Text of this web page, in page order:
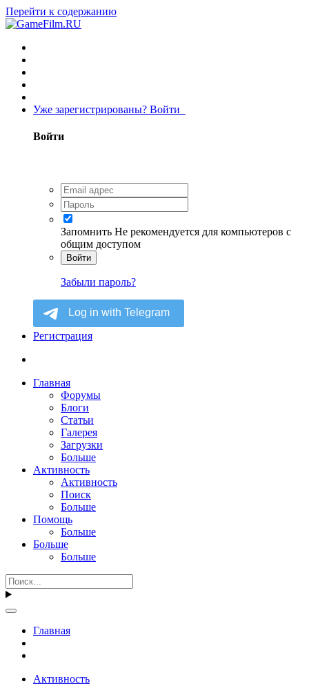
Перейти к содержанию
Уже зарегистрированы? Войти
Войти
Запомнить Не рекомендуется для компьютеров с
общим доступом
Войти
Забыли пароль?
Регистрация
Главная
Форумы
Блоги
Статьи
Галерея
Загрузки
Больше
Активность
Активность
Поиск
Больше
Помощь
Больше
Больше
Больше
Главная
Активность